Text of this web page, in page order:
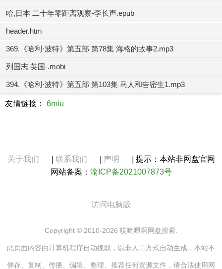
哈,日本 二十年零距离观察-李长声.epub
header.htm
369.《哈利·波特》第五部 第78集 海格的故事2.mp3
列国志 英国-.mobi
394.《哈利·波特》第五部 第103集 马人和告密生1.mp3
友情链接： 6miu
关于我们 联系我们 声明
提示：本站非网盘官网
网站备案： 渝ICP备2021007873号
访问电脑版
Copyright © 2010-2026 哎哟喂啊网盘搜索.
此页面内容由计算机程序自动抓取，以非人工方式自动生成，本站不
储存、复制、传播、编辑、整理、推荐任何资源文件，请合法使用网